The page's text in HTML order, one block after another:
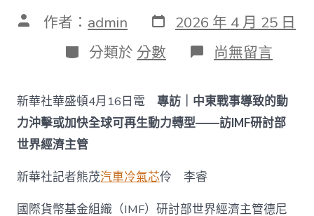
文 作者： admin 發
表
日
期
2026 年 4 月 25 日
分
類
分類於 分數 在
〈專
｜
中
東
動
尚無留言
新華社華盛頓4月16日電專訪｜中東戰事導致的動
力沖擊或加快全球可再生動力轉型——訪IMF研討部
世界經濟主管
新華社記者熊茂汽車冷氣芯伶 李睿
國際貨幣基金組織（IMF）研討部世界經濟主管德尼